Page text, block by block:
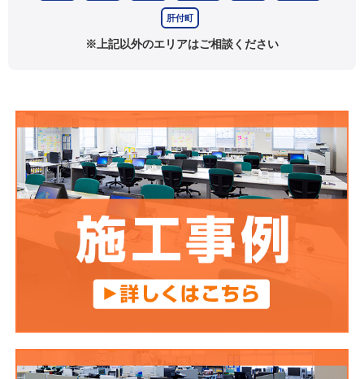
肝付町
※上記以外のエリアはご相談ください